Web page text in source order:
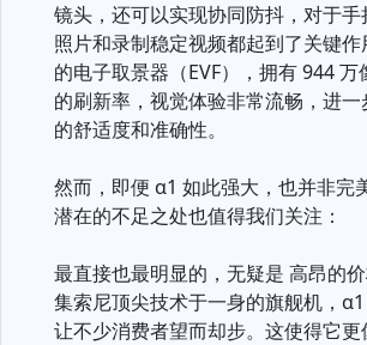
镜头，还可以实现协同防抖，对于
照片和录制稳定视频都起到了关键
的电子取景器（EVF），拥有 944
的刷新率，视觉体验非常流畅，进
的舒适度和准确性。
然而，即便 α1 如此强大，也并非完
潜在的不足之处也值得我们关注：
最直接也最明显的，无疑是 高昂的
集索尼顶尖技术于一身的旗舰机，
让不少消费者望而却步。这使得它